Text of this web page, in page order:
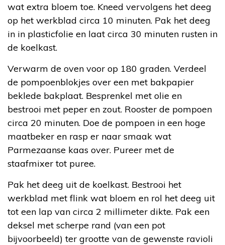
wat extra bloem toe. Kneed vervolgens het deeg
op het werkblad circa 10 minuten. Pak het deeg
in in plasticfolie en laat circa 30 minuten rusten in
de koelkast.
Verwarm de oven voor op 180 graden. Verdeel
de pompoenblokjes over een met bakpapier
beklede bakplaat. Besprenkel met olie en
bestrooi met peper en zout. Rooster de pompoen
circa 20 minuten. Doe de pompoen in een hoge
maatbeker en rasp er naar smaak wat
Parmezaanse kaas over. Pureer met de
staafmixer tot puree.
Pak het deeg uit de koelkast. Bestrooi het
werkblad met flink wat bloem en rol het deeg uit
tot een lap van circa 2 millimeter dikte. Pak een
deksel met scherpe rand (van een pot
bijvoorbeeld) ter grootte van de gewenste ravioli